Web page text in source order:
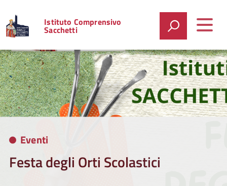
Istituto Comprensivo
Sacchetti
Eventi
Festa degli Orti Scolastici